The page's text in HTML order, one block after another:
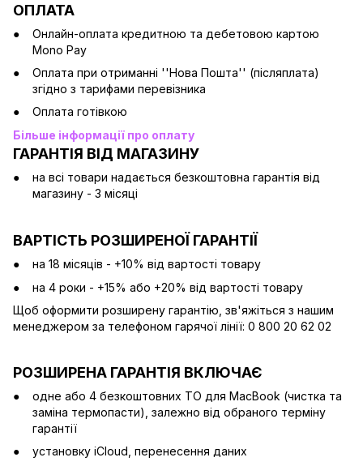
ОПЛАТА
Онлайн-оплата кредитною та дебетовою картою
Mono Pay
Оплата при отриманні ''Нова Пошта'' (післяплата)
згідно з тарифами перевізника
Оплата готівкою
Більше інформації про оплату
ГАРАНТІЯ ВІД МАГАЗИНУ
на всі товари надається безкоштовна гарантія від
магазину - 3 місяці
ВАРТІСТЬ РОЗШИРЕНОЇ ГАРАНТІЇ
на 18 місяців - +10% від вартості товару
на 4 роки - +15% або +20% від вартості товару
Щоб оформити розширену гарантію, зв'яжіться з нашим
менеджером за телефоном гарячої лінії: 0 800 20 62 02
РОЗШИРЕНА ГАРАНТІЯ ВКЛЮЧАЄ
одне або 4 безкоштовних ТО для MacBook (чистка та
заміна термопасти), залежно від обраного терміну
гарантії
установку iCloud, перенесення даних